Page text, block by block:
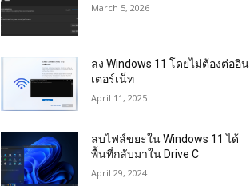
March 5, 2026
ลง Windows 11 โดยไม่ต้องต่ออิน
เตอร์เน็ท
April 11, 2025
ลบไฟล์ขยะใน Windows 11 ได้
พื้นที่กลับมาใน Drive C
April 29, 2024